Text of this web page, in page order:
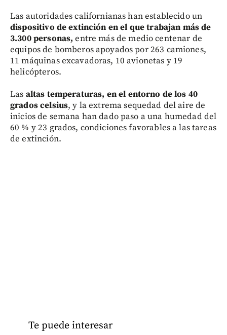
Las autoridades californianas han establecido un
dispositivo de extinción en el que trabajan más de
3.300 personas, entre más de medio centenar de
equipos de bomberos apoyados por 263 camiones,
11 máquinas excavadoras, 10 avionetas y 19
helicópteros.
Las altas temperaturas, en el entorno de los 40
grados celsius, y la extrema sequedad del aire de
inicios de semana han dado paso a una humedad del
60 % y 23 grados, condiciones favorables a las tareas
de extinción.
Te puede interesar